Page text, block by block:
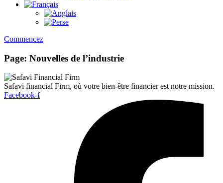
Commencez
Page: Nouvelles de l’industrie
Safavi financial Firm, où votre bien-être financier est notre mission.
Facebook-f